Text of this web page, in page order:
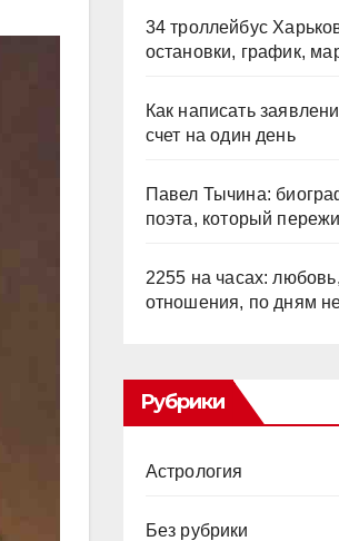
34 троллейбус
остановки, график,
Как написать
счет на один день
Павел Тычина:
поэта, который
2255 на часах: любовь,
отношения, по дням
Рубрики
Астрология
Без рубрики